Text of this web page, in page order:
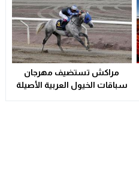
مراكش تستضيف مهرجان
سباقات الخيول العربية الأصيلة